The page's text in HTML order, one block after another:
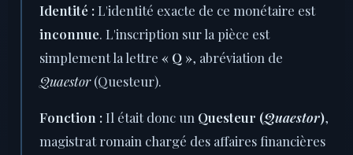
Identité : L'identité exacte de ce monétaire est
inconnue. L'inscription sur la pièce est
simplement la lettre « Q », abréviation de
Quaestor(Questeur).
Fonction : Il était donc un Questeur (Quaestor),
magistrat romain chargé des affaires financières